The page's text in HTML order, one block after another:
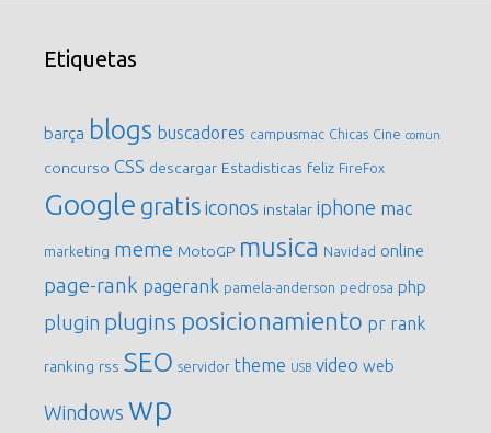
Etiquetas
barça blogs buscadores campusmac Chicas Cine comun
concurso CSS descargar Estadisticas feliz FireFox
Google gratis iconos instalar iphone mac
marketing meme MotoGP musica Navidad online
page-rank pagerank pamela-anderson pedrosa php
plugin plugins posicionamiento pr rank
ranking rss SEO servidor theme USB video web
Windows wp